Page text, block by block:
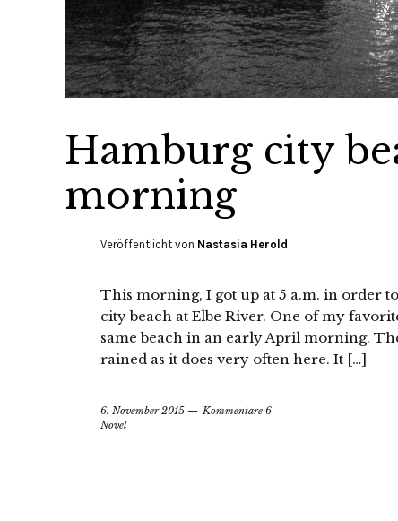
Hamburg city
morning
Veröffentlicht von Nastasia Herold
This morning, I got up at 5 a.m. in order
city beach at Elbe River. One of my
same beach in an early April morning.
rained as it does very often here. It […]
6. November 2015
Kommentare 6
Novel